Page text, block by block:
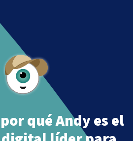
a Smart Future
qué Andy es el